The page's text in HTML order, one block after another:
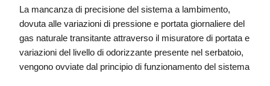
La mancanza di precisione del sistema a lambimento,
dovuta alle variazioni di pressione e portata giornaliere del
gas naturale transitante attraverso il misuratore di portata e
variazioni del livello di odorizzante presente nel serbatoio,
vengono ovviate dal principio di funzionamento del sistema